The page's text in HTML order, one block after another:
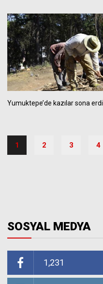
Yumuktepe’de kazılar sona erdi
1 2 3 4
SOSYAL MEDYA
1,231